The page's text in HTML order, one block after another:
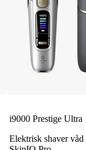
i9000 Prestige Ultra
Elektrisk shaver